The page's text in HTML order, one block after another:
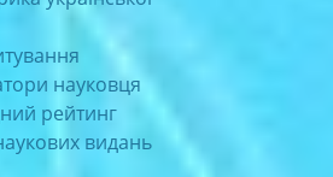
науковця
рейтинг
видань